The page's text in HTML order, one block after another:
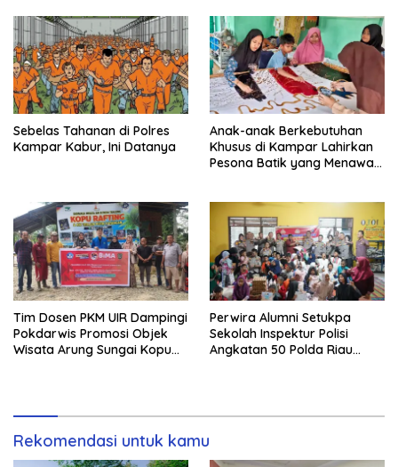
Sebelas Tahanan di Polres
Kampar Kabur, Ini Datanya
Anak-anak Berkebutuhan
Khusus di Kampar Lahirkan
Pesona Batik yang Menawan,
Tim Dosen PKM UIR Dampingi
Pokdarwis Promosi Objek
Wisata Arung Sungai Kopu
Perwira Alumni Setukpa
Sekolah Inspektur Polisi
Angkatan 50 Polda Riau
Rekomendasi untuk kamu